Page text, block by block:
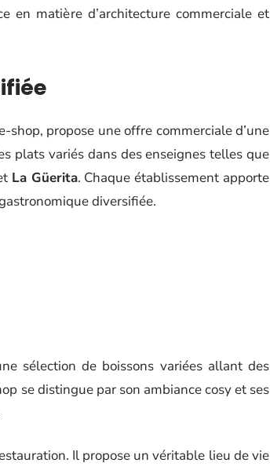
en matière d’architecture commerciale et
shop, propose une offre commerciale d’une
plats variés dans des enseignes telles que
La Güerita. Chaque établissement apporte
diversifiée.
sélection de boissons variées allant des
se distingue par son ambiance cosy et ses
Il propose un véritable lieu de vie